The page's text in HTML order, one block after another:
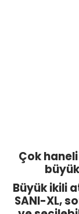
Çok
Büyük ikili
SANI-XL,